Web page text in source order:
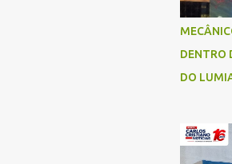
DENTRO
DO